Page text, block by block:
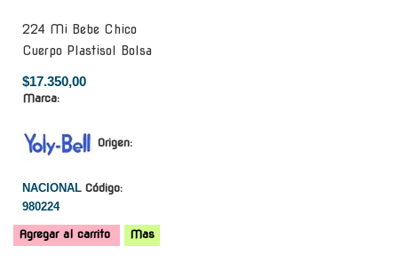
224 Mi Bebe Chico
Cuerpo Plastisol Bolsa
$17.350,00
Marca:
Origen:
NACIONAL Código:
980224
Agregar al carrito Mas